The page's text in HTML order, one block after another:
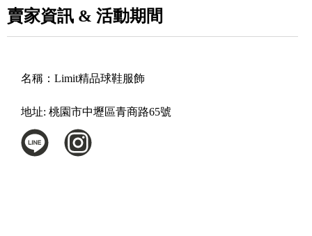
賣家資訊 & 活動期間
名稱： Limit精品球鞋服飾
地址: 桃園市中壢區青商路65號